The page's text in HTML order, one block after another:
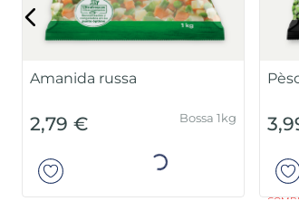
Barreja brocoli i coliflor
1,99 € Bossa 600g